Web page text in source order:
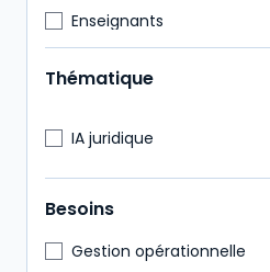
Enseignants
Étudiants
Commissaire aux comptes
Administratif et financier
Direction générale
RH
Thématique
IA juridique
Besoins
Gestion opérationnelle